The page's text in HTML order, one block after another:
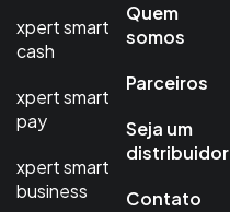
xpert smart
cash
xpert smart
pay
xpert smart
business
Quem
somos
Parceiros
Seja um
distribuidor
Contato